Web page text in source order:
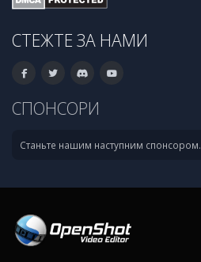
СТЕЖТЕ ЗА НАМИ
СПОНСОРИ
Станьте нашим наступним спонсором.